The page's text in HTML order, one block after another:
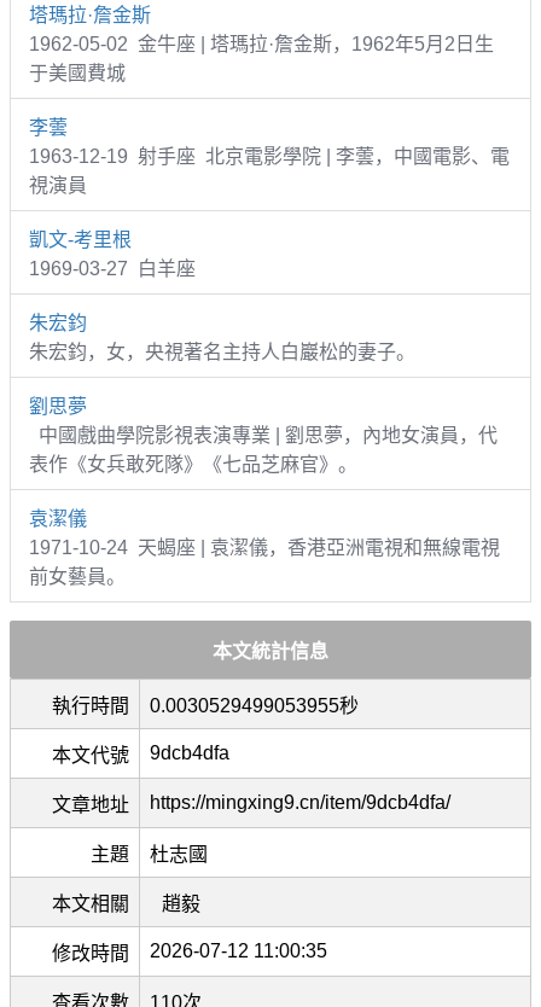
塔瑪拉·詹金斯
1962-05-02 金牛座 | 塔瑪拉·詹金斯，1962年5月2日生
于美國費城
李蕓
1963-12-19 射手座 北京電影學院 | 李蕓，中國電影、電
視演員
凱文-考里根
1969-03-27 白羊座
朱宏鈞
朱宏鈞，女，央視著名主持人白巖松的妻子。
劉思夢
中國戲曲學院影視表演專業 | 劉思夢，內地女演員，代
表作《女兵敢死隊》《七品芝麻官》。
袁潔儀
1971-10-24 天蝎座 | 袁潔儀，香港亞洲電視和無線電視
前女藝員。
本文統計信息
執行時間 0.0030529499053955秒
本文代號 9dcb4dfa
文章地址 https://mingxing9.cn/item/9dcb4dfa/
主題 杜志國
本文相關 趙毅
修改時間 2026-07-12 11:00:35
查看次數 110次